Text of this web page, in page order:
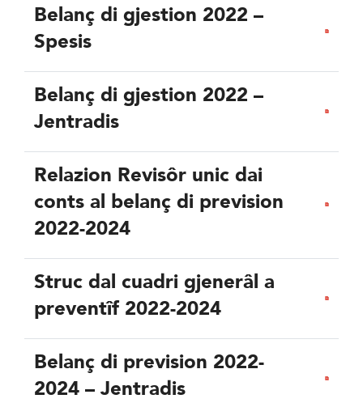
Belanç di gjestion 2022 –
Spesis
Belanç di gjestion 2022 –
Jentradis
Relazion Revisôr unic dai
conts al belanç di prevision
2022-2024
Struc dal cuadri gjenerâl a
preventîf 2022-2024
Belanç di prevision 2022-
2024 – Jentradis